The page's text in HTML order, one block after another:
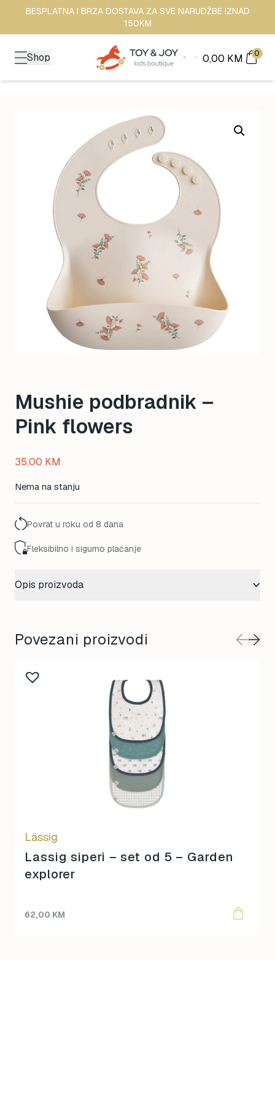
BESPLATNA I BRZA DOSTAVA ZA SVE NARUDŽBE IZNAD
150KM
Shop 0,00 KM 0
Mushie podbradnik –
Pink flowers
35,00 KM
Nema na stanju
Povrat u roku od 8 dana
Fleksibilno i sigurno plaćanje
Opis proizvoda
Povezani proizvodi
Lässig
Lassig siperi – set od 5 – Garden
explorer
62,00 KM